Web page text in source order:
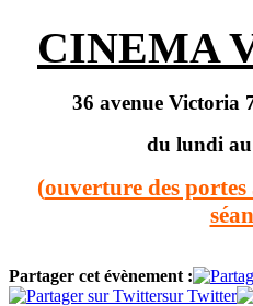
CINEMA
36 avenue Victoria
du lundi
(ouverture des
Partager cet évènement :
sur Twitter